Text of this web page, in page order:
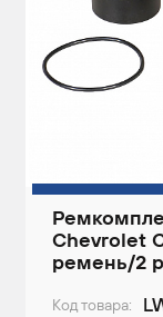
Chevrolet
ремень/2
Код товара: